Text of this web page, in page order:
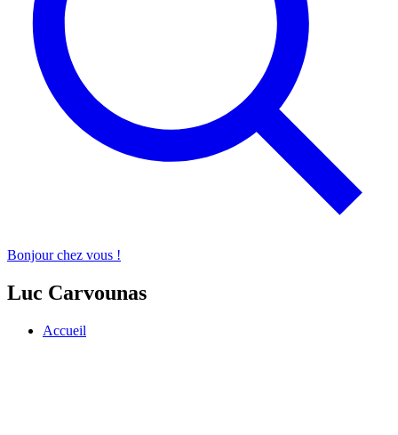
Bonjour chez vous !
Luc Carvounas
Accueil